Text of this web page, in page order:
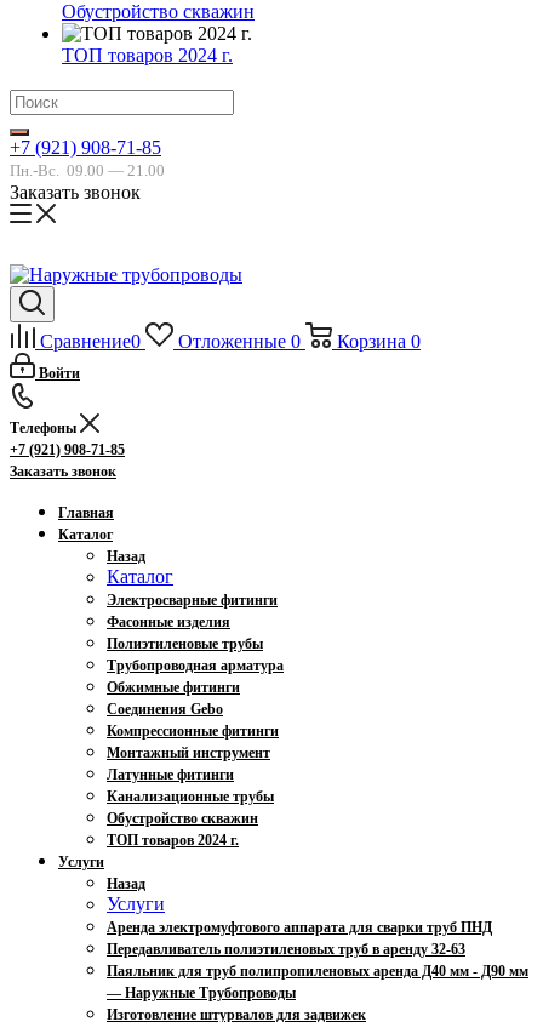
Обустройство скважин
ТОП товаров 2024 г.
+7 (921) 908-71-85
Пн.-Вс. 09.00 — 21.00
Заказать звонок
Сравнение0 Отложенные 0 Корзина 0
Войти
Телефоны
+7 (921) 908-71-85
Заказать звонок
Главная
Каталог
Назад
Каталог
Электросварные фитинги
Фасонные изделия
Полиэтиленовые трубы
Трубопроводная арматура
Обжимные фитинги
Соединения Gebo
Компрессионные фитинги
Монтажный инструмент
Латунные фитинги
Канализационные трубы
Обустройство скважин
ТОП товаров 2024 г.
Услуги
Назад
Услуги
Аренда электромуфтового аппарата для сварки труб ПНД
Передавливатель полиэтиленовых труб в аренду 32-63
Паяльник для труб полипропиленовых аренда Д40 мм - Д90 мм
— Наружные Трубопроводы
Изготовление штурвалов для задвижек